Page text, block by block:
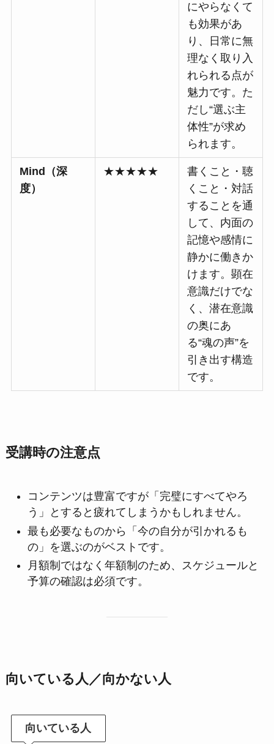
にやらなくて
も効果があ
り、日常に無
理なく取り入
れられる点が
魅力です。た
だし“選ぶ主
体性”が求め
られます。
Mind（深
度）
★★★★★
書くこと・聴
くこと・対話
することを通
して、内面の
記憶や感情に
静かに働きか
けます。顕在
意識だけでな
く、潜在意識
の奥にあ
る“魂の声”を
引き出す構造
です。
受講時の注意点
コンテンツは豊富ですが「完璧にすべてやろ
う」とすると疲れてしまうかもしれません。
最も必要なものから「今の自分が引かれるも
の」を選ぶのがベストです。
月額制ではなく年額制のため、スケジュールと
予算の確認は必須です。
向いている人／向かない人
向いている人